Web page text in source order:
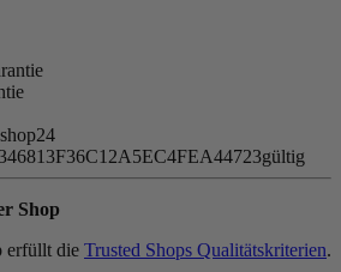
gültig
Shop
erfüllt die Trusted Shops Qualitätskriterien.